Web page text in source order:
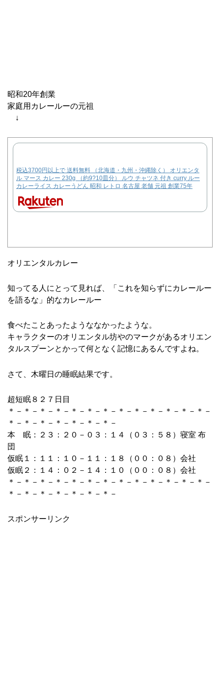
昭和20年創業
家庭用カレールーの元祖
↓
税込3700円以上で 送料無料 （北海道・九州・沖縄除く） オリエンタ
ル マース カレー 230g （約9?10皿分） ルウ チャツネ 付き curry ルー
カレーライス カレーうどん 昭和 レトロ 名古屋 老舗 元祖 創業75年
オリエンタルカレー
知ってる人にとって見れば、「これを知らずにカレールー
を語るな」的なカレールー
食べたことあったようななかったような。
キャラクターのオリエンタル坊やのマークがあるオリエン
タルスプーンとかって何となく記憶にあるんですよね。
さて、木曜日の睡眠結果です。
超短眠８２７日目
＊－＊－＊－＊－＊－＊－＊－＊－＊－＊－＊－＊－＊－
＊－＊－＊－＊－＊－＊－＊－
本 眠：２３：２０－０３：１４（０３：５８）寝室 布
団
仮眠１：１１：１０－１１：１８（００：０８）会社
仮眠２：１４：０２－１４：１０（００：０８）会社
＊－＊－＊－＊－＊－＊－＊－＊－＊－＊－＊－＊－＊－
＊－＊－＊－＊－＊－＊－＊－
スポンサーリンク